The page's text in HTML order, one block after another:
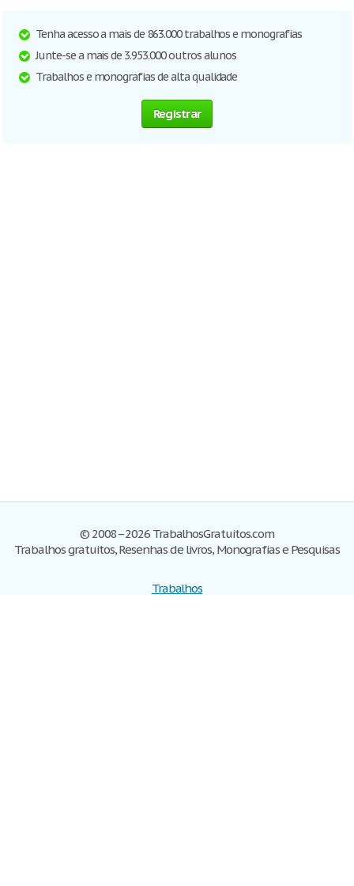
Tenha acesso a mais de 863.000 trabalhos e monografias
Junte-se a mais de 3.953.000 outros alunos
Trabalhos e monografias de alta qualidade
Registrar
© 2008–2026 TrabalhosGratuitos.com
Trabalhos gratuitos, Resenhas de livros, Monografias e Pesquisas
Trabalhos